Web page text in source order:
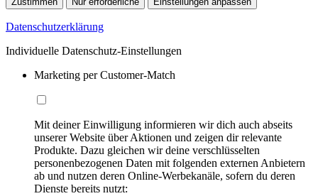
Datenschutzerklärung
Individuelle Datenschutz-Einstellungen
Marketing per Customer-Match
Mit deiner Einwilligung informieren wir dich auch abseits
unserer Website über Aktionen und zeigen dir relevante
Produkte. Dazu gleichen wir deine verschlüsselten
personenbezogenen Daten mit folgenden externen Anbietern
ab und nutzen deren Online-Werbekanäle, sofern du deren
Dienste bereits nutzt: